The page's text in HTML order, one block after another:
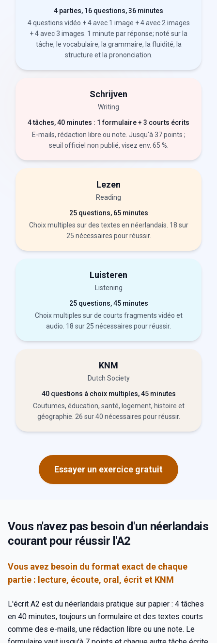
4 parties, 16 questions, 36 minutes
4 questions vidéo + 4 avec 1 image + 4 avec 2 images
+ 4 avec 3 images. 1 minute par réponse; noté sur la
tâche, le vocabulaire, la grammaire, la fluidité, la
structure et la prononciation.
Schrijven
Writing
4 tâches, 40 minutes : 1 formulaire + 3 courts écrits
E-mails, rédaction libre ou note. Jusqu'à 37 points ;
seuil officiel non publié, visez env. 65 %.
Lezen
Reading
25 questions, 65 minutes
Choix multiples sur des textes en néerlandais. 18 sur
25 nécessaires pour réussir.
Luisteren
Listening
25 questions, 45 minutes
Choix multiples sur de courts fragments vidéo et
audio. 18 sur 25 nécessaires pour réussir.
KNM
Dutch Society
40 questions à choix multiples, 45 minutes
Coutumes, éducation, santé, logement, histoire et
géographie. 26 sur 40 nécessaires pour réussir.
Essayer un exercice gratuit
Vous n'avez pas besoin d'un néerlandais
courant pour réussir l'A2
Vous avez besoin du format exact de chaque
partie : lecture, écoute, oral, écrit et KNM
L'écrit A2 est du néerlandais pratique sur papier : 4 tâches
en 40 minutes, toujours un formulaire et des textes courts
comme des e-mails, une rédaction libre ou une note. Le